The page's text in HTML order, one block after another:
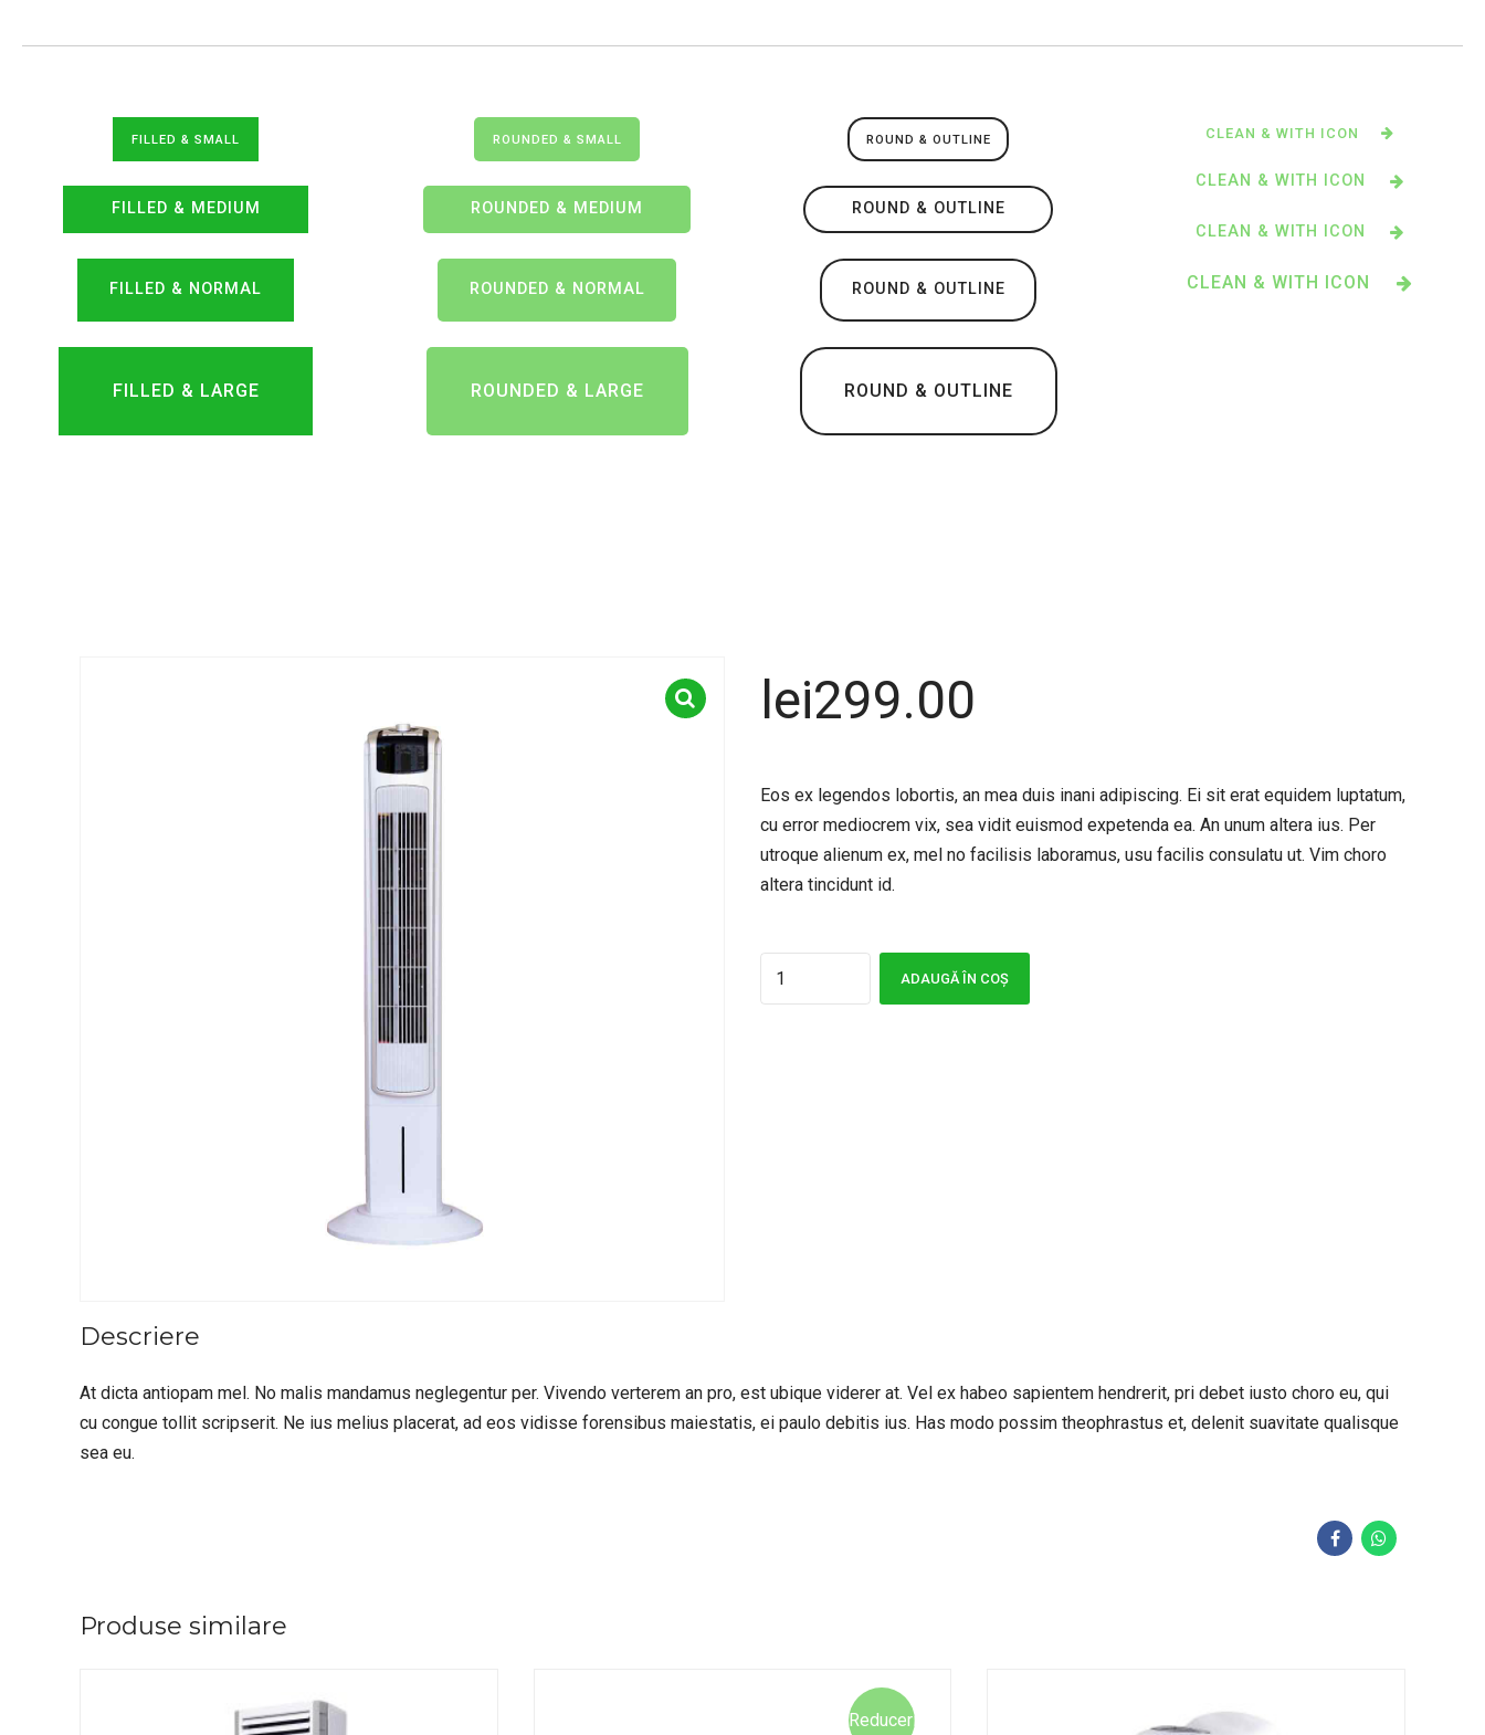
FILLED & SMALL
FILLED & MEDIUM
FILLED & NORMAL
FILLED & LARGE
ROUNDED & SMALL
ROUNDED & MEDIUM
ROUNDED & NORMAL
ROUNDED & LARGE
ROUND & OUTLINE
ROUND & OUTLINE
ROUND & OUTLINE
ROUND & OUTLINE
CLEAN & WITH ICON
CLEAN & WITH ICON
CLEAN & WITH ICON
CLEAN & WITH ICON
lei299.00
Eos ex legendos lobortis, an mea duis inani adipiscing. Ei sit erat equidem luptatum,
cu error mediocrem vix, sea vidit euismod expetenda ea. An unum altera ius. Per
utroque alienum ex, mel no facilisis laboramus, usu facilis consulatu ut. Vim choro
altera tincidunt id.
ADAUGĂ ÎN COȘ
Descriere
At dicta antiopam mel. No malis mandamus neglegentur per. Vivendo verterem an pro, est ubique viderer at. Vel ex habeo sapientem hendrerit, pri debet iusto choro eu, qui
cu congue tollit scripserit. Ne ius melius placerat, ad eos vidisse forensibus maiestatis, ei paulo debitis ius. Has modo possim theophrastus et, delenit suavitate qualisque
sea eu.
Produse similare
Reduceri!